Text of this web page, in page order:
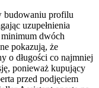
budowaniu profilu
uzupełnienia
dwóch
pokazują, że
o długości co najmniej
ponieważ kupujący
przed podjęciem